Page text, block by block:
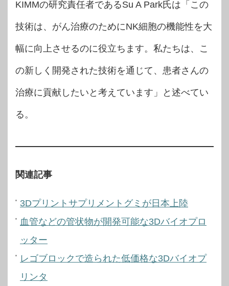
KIMMの研究責任者であるSu A Park氏は「この
技術は、がん治療のためにNK細胞の機能性を大
幅に向上させるのに役立ちます。私たちは、こ
の新しく開発された技術を通じて、患者さんの
治療に貢献したいと考えています」と述べてい
る。
関連記事
3Dプリントサプリメントグミが日本上陸
血管などの管状物が開発可能な3Dバイオプロ
ッター
レゴブロックで造られた低価格な3Dバイオプ
リンタ